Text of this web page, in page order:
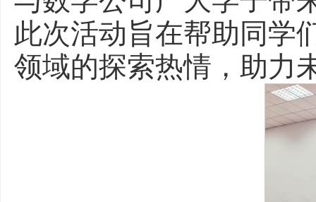
此次活动旨在帮助同学
领域的探索热情，助力